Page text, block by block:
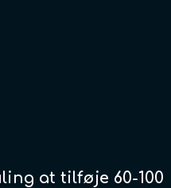
at tilføje 60-100